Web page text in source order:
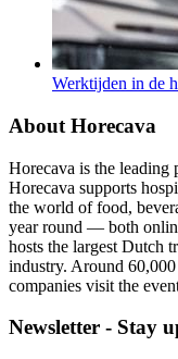
Werktijden in de
About Horecava
Horecava is the leading
Horecava supports
the world of food,
year round — both
hosts the largest Dutch
industry. Around
companies visit the
Newsletter - Stay